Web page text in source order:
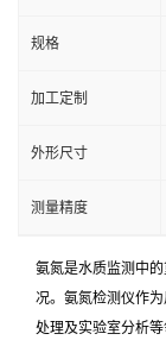
规格
加工定制
外形尺寸
测量精度
氨氮是水质监测中
况。氨氮检测仪作
处理及实验室分析等